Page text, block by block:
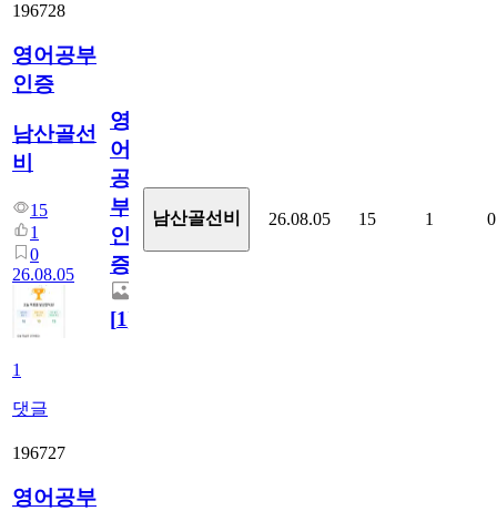
196728
영어공부
인증
남산골선
비
15
1
0
26.08.05
1
댓글
영
어
공
부
인
증
[1]
남산골선비 26.08.05 15 1 0
196727
영어공부